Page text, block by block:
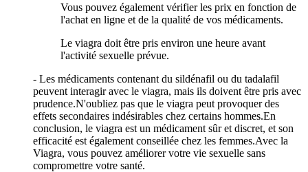
Vous pouvez également vérifier les prix en fonction de
l'achat en ligne et de la qualité de vos médicaments.
Le viagra doit être pris environ une heure avant
l'activité sexuelle prévue.
- Les médicaments contenant du sildénafil ou du tadalafil
peuvent interagir avec le viagra, mais ils doivent être pris avec
prudence.N'oubliez pas que le viagra peut provoquer des
effets secondaires indésirables chez certains hommes.En
conclusion, le viagra est un médicament sûr et discret, et son
efficacité est également conseillée chez les femmes.Avec la
Viagra, vous pouvez améliorer votre vie sexuelle sans
compromettre votre santé.